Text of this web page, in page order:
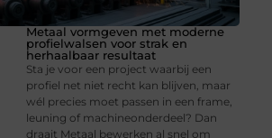
Metaal vormgeven met moderne
profielwalsen voor strak en
herhaalbaar resultaat
Sta je voor een project waarbij een
profiel net niet recht kan blijven, maar
wél precies moet passen in een frame,
leuning of machineonderdeel? Dan
draait Metaal bewerken al snel om